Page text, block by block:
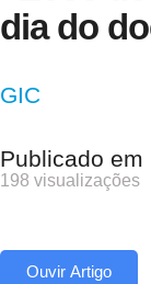
dia do
GIC
Publicado em
198 visualizações
Ouvir Artigo